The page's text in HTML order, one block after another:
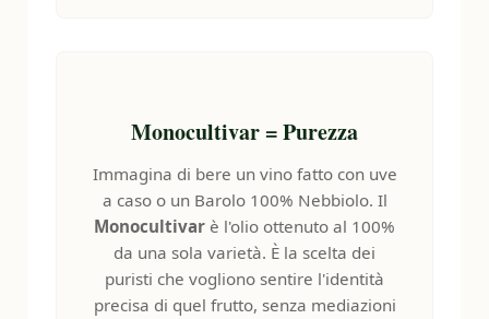
🛒 ACQUISTA
Monocultivar = Purezza
Immagina di bere un vino fatto con uve
a caso o un Barolo 100% Nebbiolo. Il
Monocultivar è l'olio ottenuto al 100%
da una sola varietà. È la scelta dei
puristi che vogliono sentire l'identità
precisa di quel frutto, senza mediazioni